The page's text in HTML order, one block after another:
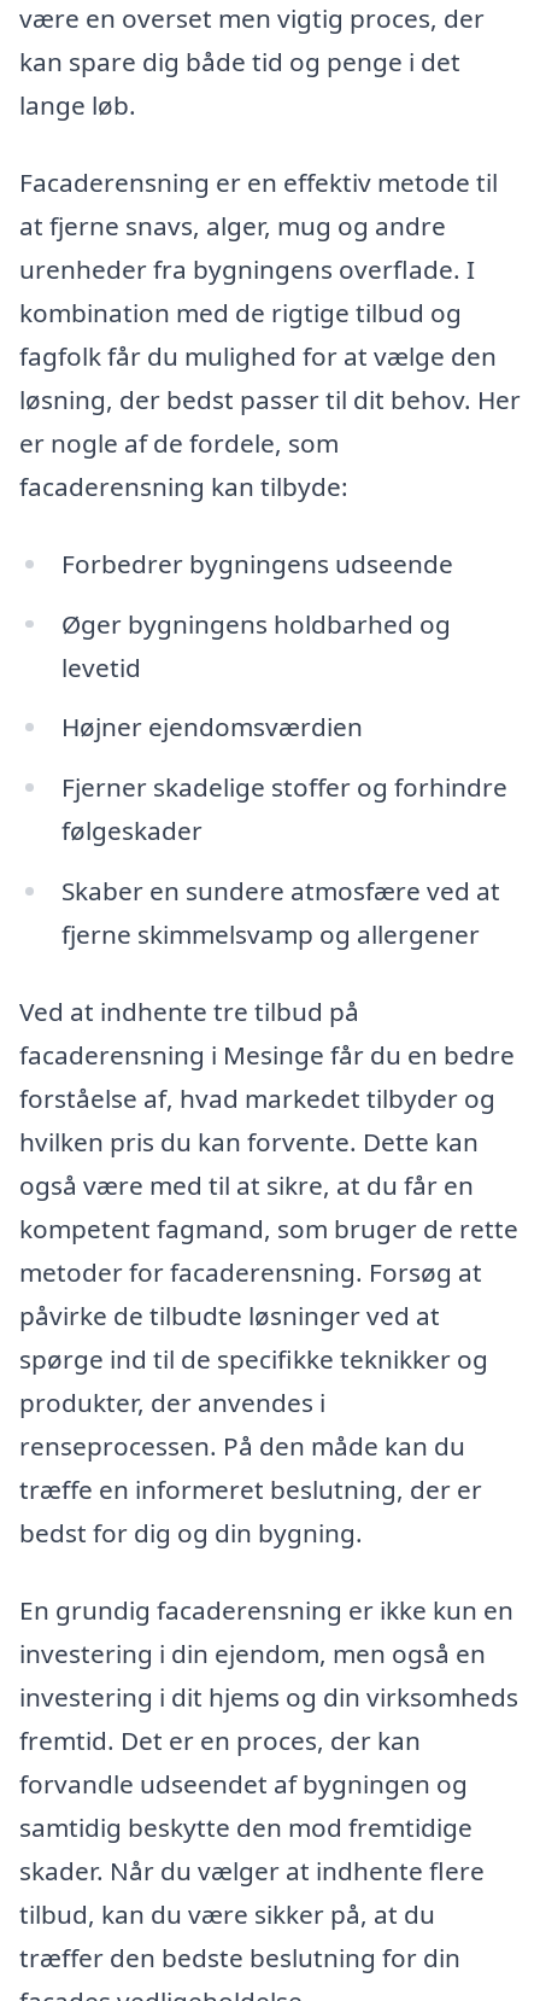
være en overset men vigtig proces, der
kan spare dig både tid og penge i det
lange løb.
Facaderensning er en effektiv metode til
at fjerne snavs, alger, mug og andre
urenheder fra bygningens overflade. I
kombination med de rigtige tilbud og
fagfolk får du mulighed for at vælge den
løsning, der bedst passer til dit behov. Her
er nogle af de fordele, som
facaderensning kan tilbyde:
Forbedrer bygningens udseende
Øger bygningens holdbarhed og
levetid
Højner ejendomsværdien
Fjerner skadelige stoffer og forhindre
følgeskader
Skaber en sundere atmosfære ved at
fjerne skimmelsvamp og allergener
Ved at indhente tre tilbud på
facaderensning i Mesinge får du en bedre
forståelse af, hvad markedet tilbyder og
hvilken pris du kan forvente. Dette kan
også være med til at sikre, at du får en
kompetent fagmand, som bruger de rette
metoder for facaderensning. Forsøg at
påvirke de tilbudte løsninger ved at
spørge ind til de specifikke teknikker og
produkter, der anvendes i
renseprocessen. På den måde kan du
træffe en informeret beslutning, der er
bedst for dig og din bygning.
En grundig facaderensning er ikke kun en
investering i din ejendom, men også en
investering i dit hjems og din virksomheds
fremtid. Det er en proces, der kan
forvandle udseendet af bygningen og
samtidig beskytte den mod fremtidige
skader. Når du vælger at indhente flere
tilbud, kan du være sikker på, at du
træffer den bedste beslutning for din